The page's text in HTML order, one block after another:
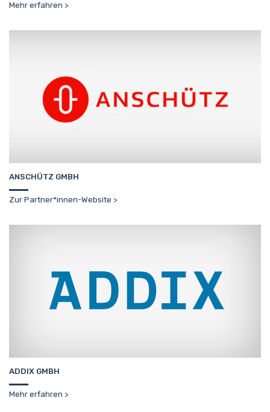
Mehr erfahren
ANSCHÜTZ GMBH
Zur Partner*innen-Website
ADDIX GMBH
Mehr erfahren